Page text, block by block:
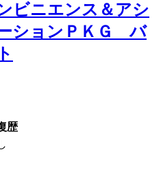
ビニエンス＆アシ
ションＰＫＧ バ
歴